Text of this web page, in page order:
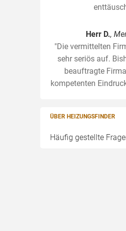
Herr D.,
"Die vermittelten
sehr seriös auf.
beauftragte
kompetenten
ÜBER HEIZUNGSFINDER
Häufig gestellte